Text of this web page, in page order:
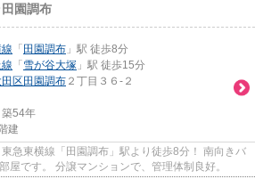
園調布
「 田園調布 」駅 徒歩8分
「 雪が谷大塚 」駅 徒歩15分
区 田園調布 ２丁目３６-２
54年
建
東横線「田園調布」駅より徒歩8分！ 南向きバ
屋です。 分譲マンションで、管理体制良好。